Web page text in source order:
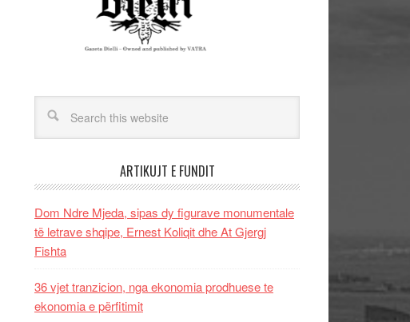
ARTIKUJT E FUNDIT
Dom Ndre Mjeda, sipas dy figurave monumentale
të letrave shqipe, Ernest Koliqit dhe At Gjergj
Fishta
36 vjet tranzicion, nga ekonomia prodhuese te
ekonomia e përfitimit